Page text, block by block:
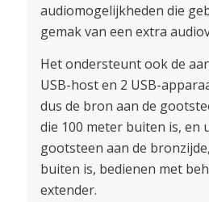
audiomogelijkheden die
gemak van een extra
Het ondersteunt ook de
USB-host en 2 USB-
dus de bron aan de
die 100 meter buiten is, en
gootsteen aan de
buiten is, bedienen met
extender.